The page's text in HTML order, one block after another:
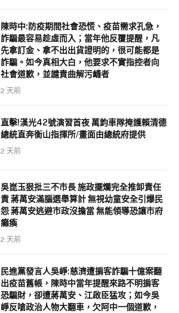
陳時中:防疫期間社會恐慌、疫苗需求孔急，
詐騙最容易趁虛而入；當年他反覆提醒，凡
先拿訂金、拿不出出貨證明的，很可能都是
詐騙。如今真相大白，他要求不實指控者向
社會道歉，並譴責曲解污衊者
2 天前
直擊!漢光42號演習首夜 萬鈞車隊掩護賴清德
總統直奔衡山指揮所/畫面由總統府提供
2 天前
吳崑玉狠批三不市長 施政擺爛完全推卸責任
責 蔣萬安滿腦選舉算計 無視幼童安全引爆民
怨 蔣萬安逃避市政沒擔當 無能領導恐讓市府
癱瘓
2 天前
民進黨發言人吳崢:慈濟遭掮客詐騙十億案翻
出疫苗舊帳，陳時中當年提醒來路不明掮客
恐騙財，卻遭蔣萬安、江啟臣猛攻；如今吳
崢反嗆政治人物大翻車，欠阿中一個道歉，